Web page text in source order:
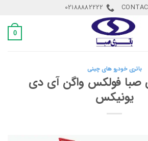
02188882222
0
باتری خودرو های چینی
صبا فولکس واگن آی دی
یونیکس